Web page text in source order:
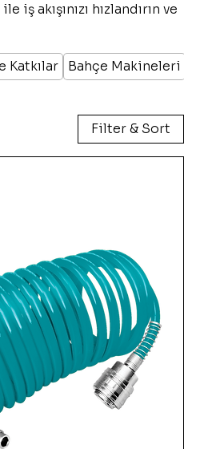
iş akışınızı hızlandırın ve
Katkılar Bahçe Makineleri
Filter & Sort